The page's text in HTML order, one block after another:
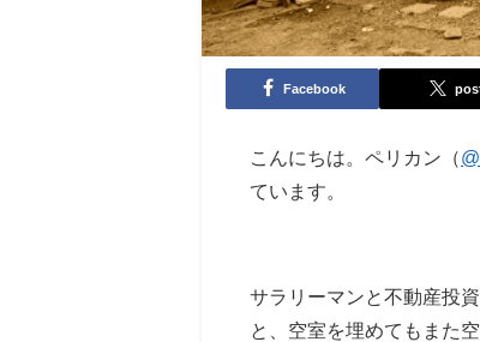
Facebook
こんにちは。ペリカン（
ています。
サラリーマンと不動産投
と、空室を埋めてもまた